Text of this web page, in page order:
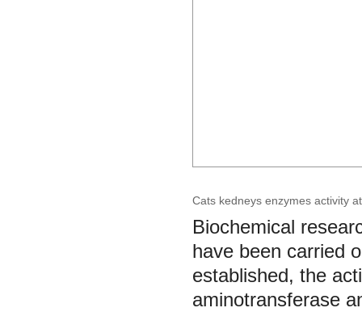
Cats kedneys enzymes activity
Biochemical
have been carried
established, the
aminotransferase